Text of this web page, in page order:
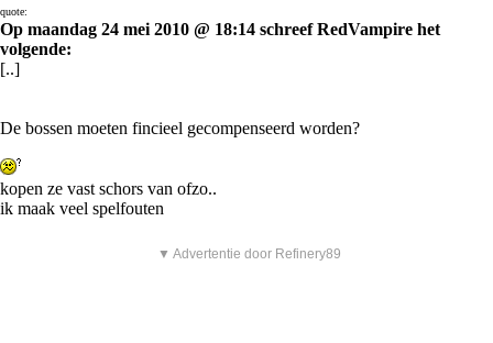
quote:
Op maandag 24 mei 2010 @ 18:14 schreef RedVampire het
volgende:
[..]
De bossen moeten fincieel gecompenseerd worden?
kopen ze vast schors van ofzo..
ik maak veel spelfouten
▼ Advertentie door Refinery89